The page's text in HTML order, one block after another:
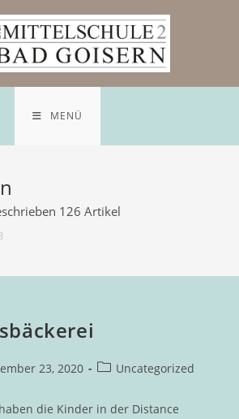
MENÜ
126 Artikel
23, 2020
Beitrags-
Uncategorized
die Kinder in der Distance